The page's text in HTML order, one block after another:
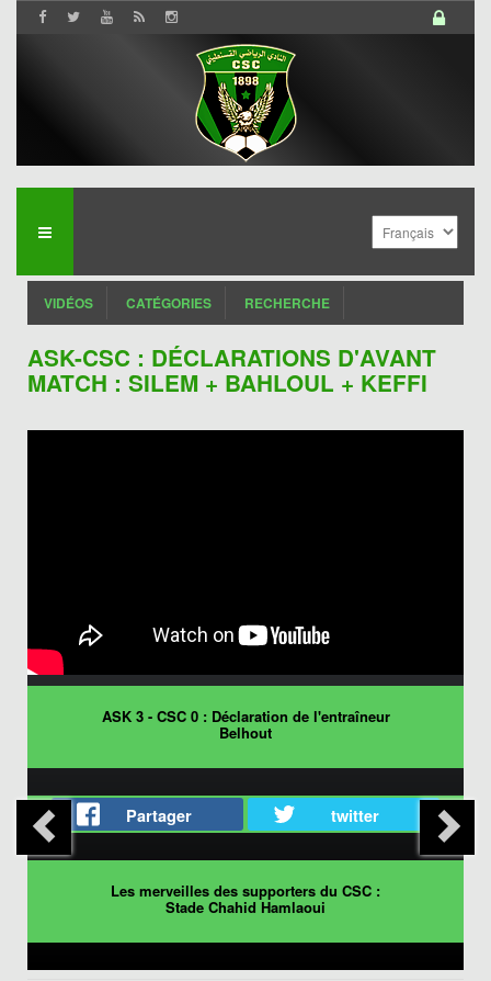
VIDÉOS CATÉGORIES RECHERCHE
ASK-CSC : DÉCLARATIONS D'AVANT
MATCH : SILEM + BAHLOUL + KEFFI
ASK 3 - CSC 0 : Déclaration de l'entraîneur
Belhout
Partager twitter
Les merveilles des supporters du CSC :
Stade Chahid Hamlaoui